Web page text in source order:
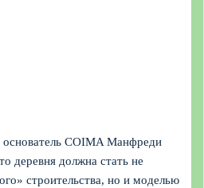
основатель COIMA Манфреди
деревня должна стать не
строительства, но и моделью